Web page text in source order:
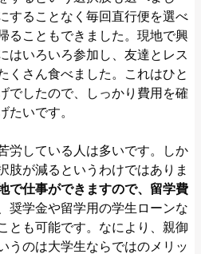
することなく毎回直行便を選べ
ることもできました。現地で興
はいろいろ参加し、友達とレス
くさん食べました。これはひと
でしたので、しっかり費用を確
たいです。
労している人は多いです。しか
肢が減るというわけではありま
で仕事ができますので、留学費
奨学金や留学用の学生ローンな
とも可能です。なにより、親御
うのは大学生ならではのメリッ